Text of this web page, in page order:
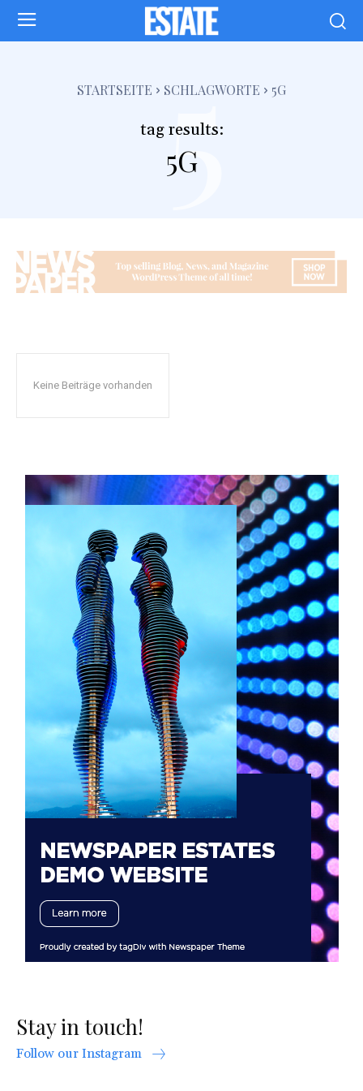
STARTSEITE SCHLAGWORTE 5G
tag results:
5G
5
Keine Beiträge vorhanden
Stay in touch!
Follow our Instagram